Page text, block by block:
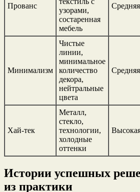
Прованс
узорами,
состаренная
мебель
Средняя
Минимализм
Чистые
линии,
минимальное
количество
декора,
нейтральные
цвета
Средняя
Хай-тек
Металл,
стекло,
технологии,
холодные
оттенки
Истории успешных
из практики